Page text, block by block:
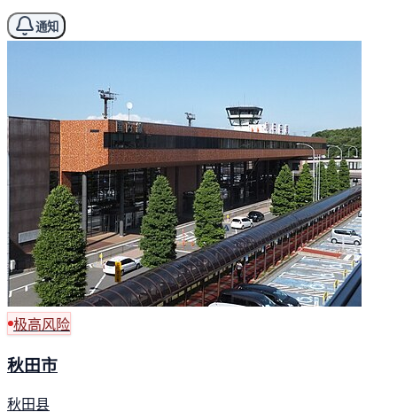
通知
极高风险
秋田市
秋田县